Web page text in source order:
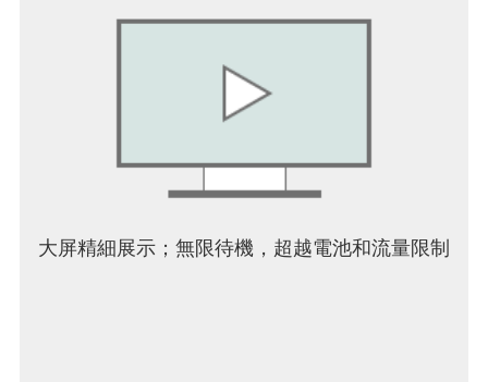
使用定點射擊暫停時間、標記多個敵人，並瞬間將
探索新的擊殺目標的方法，完成挑戰，或在「純粹
人，且沒有任何幫助。
大屏精細展示；無限待機，超越電池和流量限制